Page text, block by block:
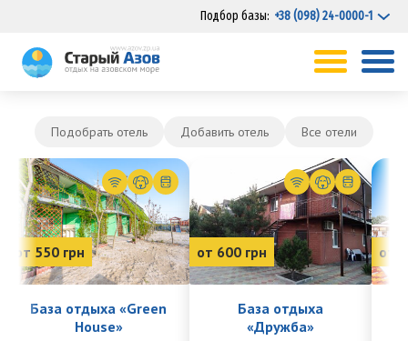
Подбор базы: +38 (098) 24-0000-1
Подобрать отель Добавить отель Все отели
от 550 грн
База отдыха «Green
House»
от 600 грн
База отдыха
«Дружба»
от